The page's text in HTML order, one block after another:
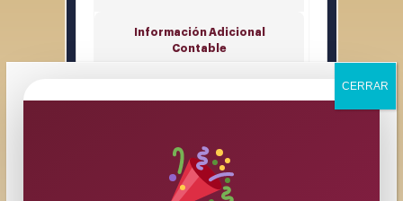
Información Adicional
Contable
Estado de Actividades
Estado de Situación Financiera
CERRAR